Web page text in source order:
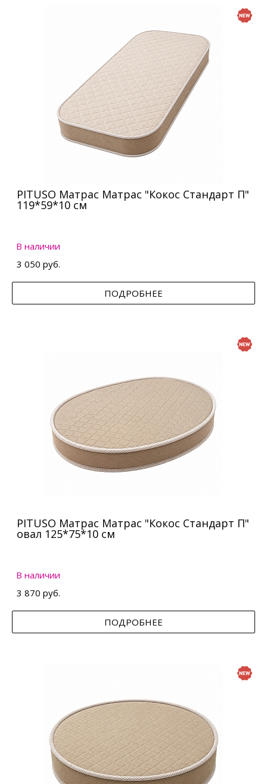
PITUSO Матрас Матрас "Кокос Стандарт П"
119*59*10 см
В наличии
3 050 руб.
ПОДРОБНЕЕ
PITUSO Матрас Матрас "Кокос Стандарт П"
овал 125*75*10 см
В наличии
3 870 руб.
ПОДРОБНЕЕ